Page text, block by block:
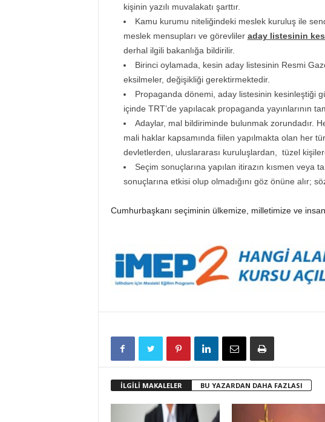
kişinin yazılı muvalakatı şarttır.
Kamu kurumu niteliğindeki meslek kuruluş ile
meslek mensupları ve görevliler aday listesinin
derhal ilgili bakanlığa bildirilir.
Birinci oylamada, kesin aday listesinin Resmi
eksilmeler, değişikliği gerektirmektedir.
Propaganda dönemi, aday listesinin kesinleştiği
içinde TRT’de yapılacak propaganda yayınlarının
Adaylar, mal bildiriminde bulunmak zorundadır.
mali haklar kapsamında fiilen yapılmakta olan her
devletlerden, uluslararası kuruluşlardan, tüzel
Seçim sonuçlarına yapılan itirazın kısmen
sonuçlarına etkisi olup olmadığını göz önüne alır;
Cumhurbaşkanı seçiminin ülkemize, milletimize ve
İLGİLİ MAKALELER BU YAZARDAN DAHA FAZLASI